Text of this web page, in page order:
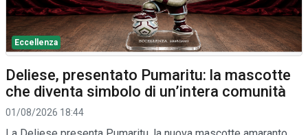
Eccellenza
Deliese, presentato Pumaritu: la mascotte
che diventa simbolo di un’intera comunità
01/08/2026 18:44